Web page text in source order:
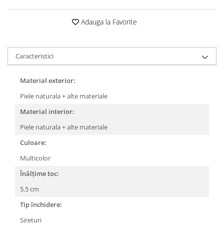
Adauga la Favorite
Caracteristici
Material exterior:
Piele naturala + alte materiale
Material interior:
Piele naturala + alte materiale
Culoare:
Multicolor
Înălțime toc:
5.5 cm
Tip închidere:
Sireturi